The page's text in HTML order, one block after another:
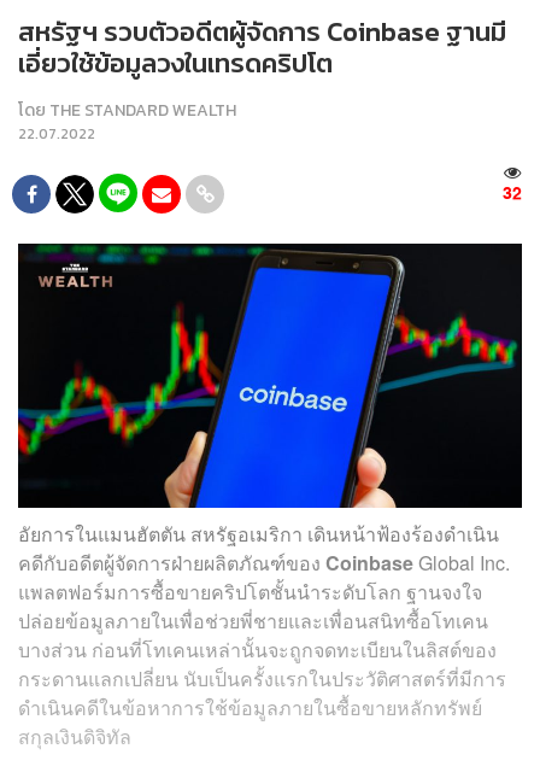
สหรัฐฯ รวบตัวอดีตผู้จัดการ Coinbase ฐานมี
เอี่ยวใช้ข้อมูลวงในเทรดคริปโต
โดย THE STANDARD WEALTH
22.07.2022
32
อัยการในแมนฮัตตัน สหรัฐอเมริกา เดินหน้าฟ้องร้องดำเนิน
คดีกับอดีตผู้จัดการฝ่ายผลิตภัณฑ์ของ CoinbaseGlobal Inc.
แพลตฟอร์มการซื้อขายคริปโตชั้นนำระดับโลก ฐานจงใจ
ปล่อยข้อมูลภายในเพื่อช่วยพี่ชายและเพื่อนสนิทซื้อโทเคน
บางส่วน ก่อนที่โทเคนเหล่านั้นจะถูกจดทะเบียนในลิสต์ของ
กระดานแลกเปลี่ยน นับเป็นครั้งแรกในประวัติศาสตร์ที่มีการ
ดำเนินคดีในข้อหาการใช้ข้อมูลภายในซื้อขายหลักทรัพย์
สกุลเงินดิจิทัล